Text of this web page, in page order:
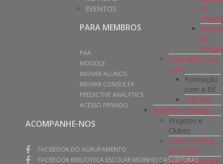
de
de
Formação com
a BE
Formação
com a BE
Tutoriais
Projetos e Clubes
Projetos e
Clubes
Clube “Ciência
em Ação”
Clube das Artes
EVENTOS
PARA MEMBROS
PAA
MOODLE
INOVAR ALUNOS
INOVAR CONSULTA
PREDICTIVE ANALYTICS
ACESSO PRIVADO
ACOMPANHE-NOS
FACEBOOK DO AGRUPAMENTO
FACEBOOK BIBLIOTECA ESCOLAR MOINHO DAS LEITURAS